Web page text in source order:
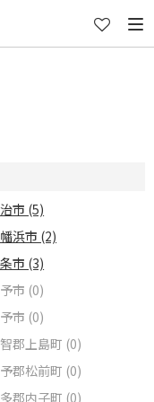
市 (5)
浜市 (2)
市 (3)
市 (0)
市 (0)
郡上島町 (0)
郡松前町 (0)
郡内子町 (0)